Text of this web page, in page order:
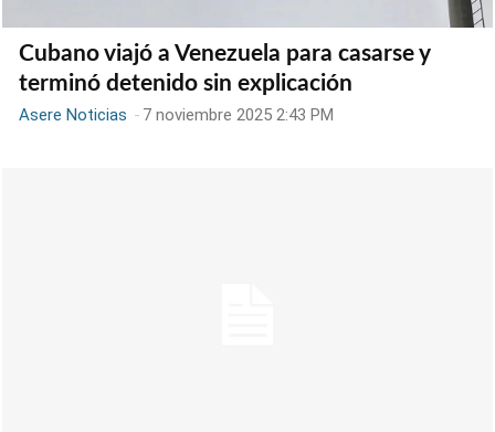
Cubano viajó a Venezuela para casarse y
terminó detenido sin explicación
Asere Noticias - 7 noviembre 2025 2:43 PM